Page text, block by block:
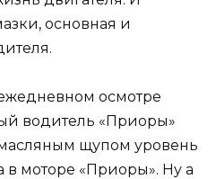
основная и
осмотре
водитель «Приоры»
щупом уровень
в моторе «Приоры». Ну а